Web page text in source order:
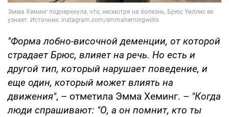
"Форма лобно-височной деменции, от которой
страдает Брюс, влияет на речь. Но есть и
другой тип, который нарушает поведение, и
еще один, который может влиять на
движения", – отметила Эмма Хеминг. – "Когда
люди спрашивают: "О, а он помнит, кто ты